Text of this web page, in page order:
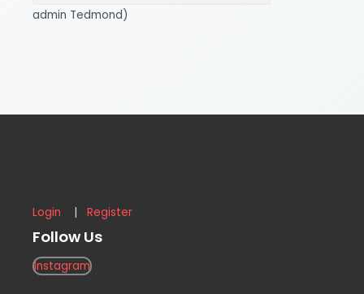
admin Tedmond)
Login | Register
Follow Us
Instagram